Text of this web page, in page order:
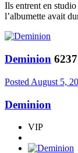
Ils entrent en
l’albumette avait
Deminion 6237
Posted August 5,
Deminion
VIP